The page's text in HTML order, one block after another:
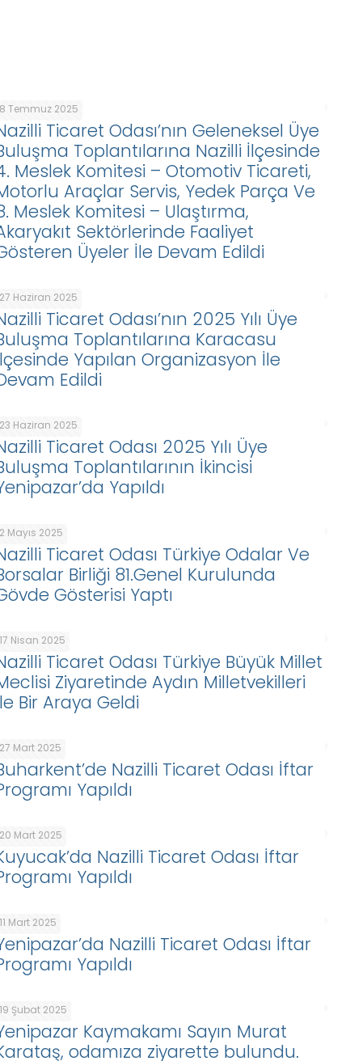
8 Temmuz 2025
Ticaret Odası’nın Geleneksel Üye
Toplantılarına Nazilli İlçesinde
Meslek Komitesi – Otomotiv Ticareti,
Araçlar Servis, Yedek Parça Ve
Meslek Komitesi – Ulaştırma,
Sektörlerinde Faaliyet
Üyeler İle Devam Edildi
27 Haziran 2025
Ticaret Odası’nın 2025 Yılı Üye
Toplantılarına Karacasu
Yapılan Organizasyon İle
Edildi
23 Haziran 2025
Ticaret Odası 2025 Yılı Üye
Toplantılarının İkincisi
Yapıldı
2 Mayıs 2025
Ticaret Odası Türkiye Odalar Ve
Birliği 81.Genel Kurulunda
Gösterisi Yaptı
17 Nisan 2025
Ticaret Odası Türkiye Büyük Millet
Ziyaretinde Aydın Milletvekilleri
Bir Araya Geldi
27 Mart 2025
Nazilli Ticaret Odası İftar
Yapıldı
20 Mart 2025
Nazilli Ticaret Odası İftar
Yapıldı
11 Mart 2025
Nazilli Ticaret Odası İftar
Yapıldı
19 Şubat 2025
Kaymakamı Sayın Murat
odamıza ziyarette bulundu.